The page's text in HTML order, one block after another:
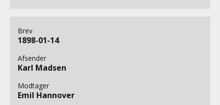
Brev
1898-01-14
Afsender
Karl Madsen
Modtager
Emil Hannover